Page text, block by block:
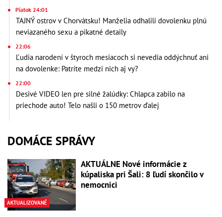
Piatok 24:01
TAJNÝ ostrov v Chorvátsku! Manželia odhalili dovolenku plnú
neviazaného sexu a pikatné detaily
22:06
Ľudia narodení v štyroch mesiacoch si nevedia oddýchnuť ani
na dovolenke: Patríte medzi nich aj vy?
22:00
Desivé VIDEO len pre silné žalúdky: Chlapca zabilo na
priechode auto! Telo našli o 150 metrov ďalej
DOMÁCE SPRÁVY
AKTUALIZOVANÉ
AKTUÁLNE Nové informácie z
kúpaliska pri Šali: 8 ľudí skončilo v
nemocnici